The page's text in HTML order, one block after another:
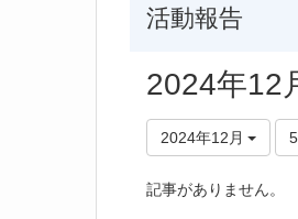
活動報告
2024年12
2024年12月
記事がありません。